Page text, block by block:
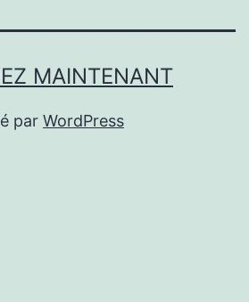
MAINTENANT
par WordPress